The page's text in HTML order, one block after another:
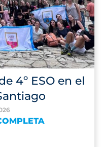
4º ESO en el